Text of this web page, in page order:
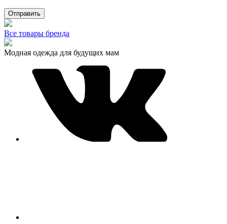
Отправить
Все товары бренда
Модная одежда для будущих мам